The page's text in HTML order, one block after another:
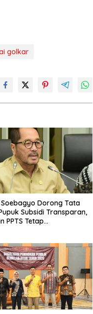
golkar
Dorong Tata
Subsidi Transparan,
PPTS Tetap